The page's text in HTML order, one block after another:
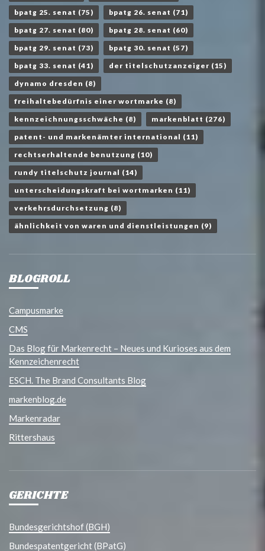
bpatg 25. senat (75) bpatg 26. senat (71)
bpatg 27. senat (80) bpatg 28. senat (60)
bpatg 29. senat (73) bpatg 30. senat (57)
bpatg 33. senat (41) der titelschutzanzeiger (15)
dynamo dresden (8)
freihaltebedürfnis einer wortmarke (8)
kennzeichnungsschwäche (8) markenblatt (276)
patent- und markenämter international (11)
rechtserhaltende benutzung (10)
rundy titelschutz journal (14)
unterscheidungskraft bei wortmarken (11)
verkehrsdurchsetzung (8)
ähnlichkeit von waren und dienstleistungen (9)
BLOGROLL
Campusmarke
CMS
Das Blog für Markenrecht – Neues und Kurioses aus dem
Kennzeichenrecht
ESCH. The Brand Consultants Blog
markenblog.de
Markenradar
Rittershaus
GERICHTE
Bundesgerichtshof (BGH)
Bundespatentgericht (BPatG)